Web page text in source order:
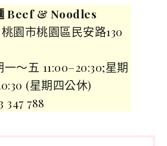
Beef & Noodles
園市桃園區民安路130
～五 11:00–20:30;星期
(星期四公休)
347 788